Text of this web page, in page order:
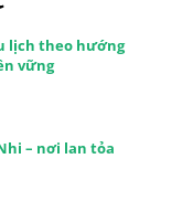
lịch theo hướng
vững
– nơi lan tỏa